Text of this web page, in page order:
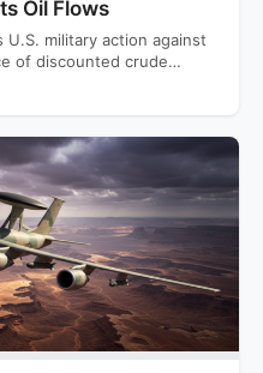
Oil Flows
military action against
of discounted crude…